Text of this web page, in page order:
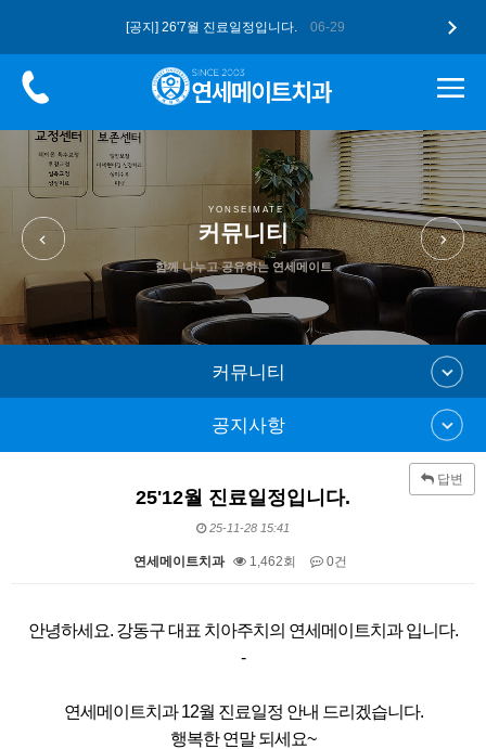
[공지] 26'7월 진료일정입니다. 06-29
[공지] 고유가 피해지원금, 연세메이… 05-12
[공지] 2026 병오년 새해 복 많… 01-07
YONSEIMATE
커뮤니티
함께 나누고 공유하는 연세메이트
커뮤니티
공지사항
답변
25'12월 진료일정입니다.
25-11-28 15:41
연세메이트치과 1,462회 0건
안녕하세요. 강동구 대표 치아주치의 연세메이트치과 입니다.
-
연세메이트치과 12월 진료일정 안내 드리겠습니다.
행복한 연말 되세요~